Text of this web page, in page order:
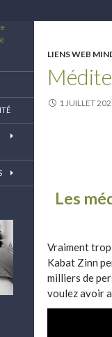
LIENS WEB
1 JUILLET
Les
Vraiment
Kabat Zinn
milliers de
voulez avoir